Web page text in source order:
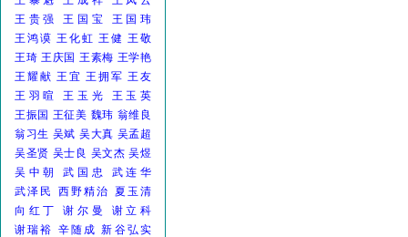
王贵强
王国宝
王国玮
王鸿谟 王化虹 王健 王敬
王琦 王庆国 王素梅 王学艳
王耀献 王宜 王拥军 王友
王羽暄
王玉光
王玉英
王振国 王征美 魏玮 翁维良
翁习生 吴斌 吴大真 吴孟超
吴圣贤 吴士良 吴文杰 吴煜
吴中朝
武国忠
武连华
武泽民
西野精治 夏玉清
向红丁
谢尔曼
谢立科
谢瑞裕 辛随成 新谷弘实